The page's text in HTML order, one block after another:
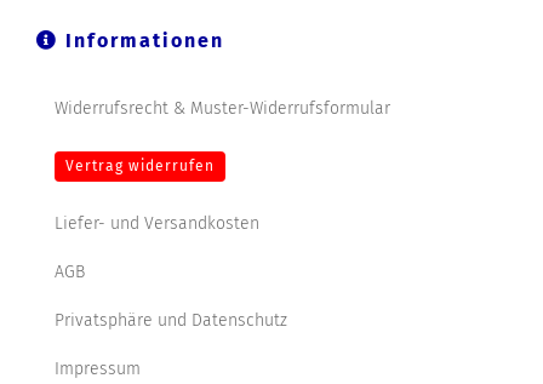
Informationen
Widerrufsrecht & Muster-Widerrufsformular
Vertrag widerrufen
Liefer- und Versandkosten
AGB
Privatsphäre und Datenschutz
Impressum